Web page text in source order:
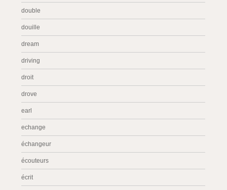
double
douille
dream
driving
droit
drove
earl
echange
échangeur
écouteurs
écrit